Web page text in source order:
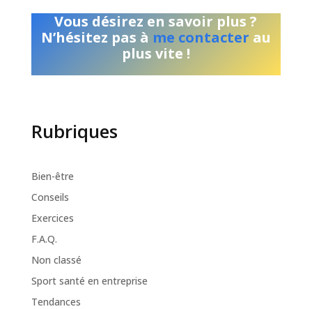
Vous désirez en savoir plus ?
N’hésitez pas à me contacter au
plus vite !
Rubriques
Bien-être
Conseils
Exercices
F.A.Q.
Non classé
Sport santé en entreprise
Tendances